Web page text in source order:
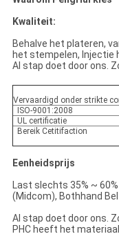
Kwaliteit:
Behalve het plateren,
het stempelen, Injectie
Al stap doet door ons.
Vervaardigd onder strikte
ISO-9001:2008
UL certificatie
Bereik Cetitifaction
Eenheidsprijs
Last slechts 35% ~
(Midcom), Bothhand
Al stap doet door ons.
PHC heeft het